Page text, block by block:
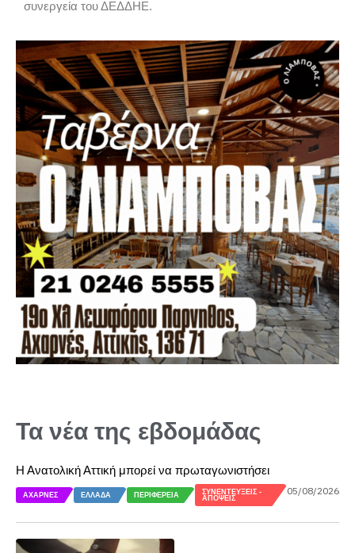
συνεργεία του ΔΕΔΔΗΕ.
Τα νέα της εβδομάδας
Η Ανατολική Αττική μπορεί να πρωταγωνιστήσει
ΑΧΑΡΝΈΣ ΕΛΛΆΔΑ ΠΕΡΙΦΈΡΕΙΑ
ΣΥΝΕΝΤΕΎΞΕΙΣ -
ΑΠΌΨΕΙΣ
05/08/2026